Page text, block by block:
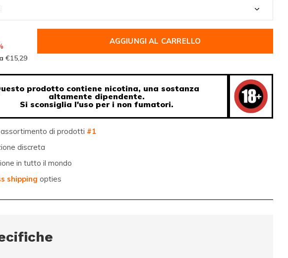
€15,29
AGGIUNGI AL CARRELLO
prodotto contiene nicotina, una sostanza
altamente dipendente.
Si sconsiglia l'uso per i non fumatori.
di prodotti #1
discreta
in tutto il mondo
shipping opties